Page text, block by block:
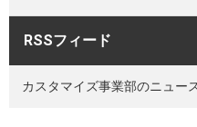
RSSフィード
カスタマイズ事業部のニュー